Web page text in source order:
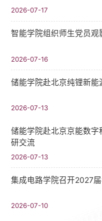
2026-07-17
智能学院组织师生党员观
2026-07-16
储能学院赴北京纯锂新
2026-07-13
储能学院赴北京京能数
研交流
2026-07-13
集成电路学院召开2027
2026-07-10